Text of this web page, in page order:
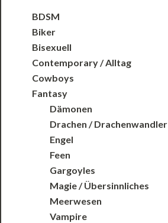
BDSM
Biker
Bisexuell
Contemporary / Alltag
Cowboys
Fantasy
Dämonen
Drachen / Drachenwandler
Engel
Feen
Gargoyles
Magie / Übersinnliches
Meerwesen
Vampire